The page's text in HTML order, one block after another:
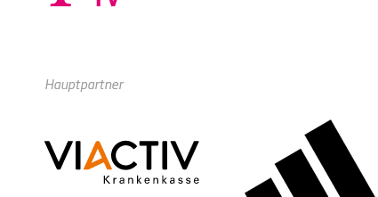
Hauptpartner